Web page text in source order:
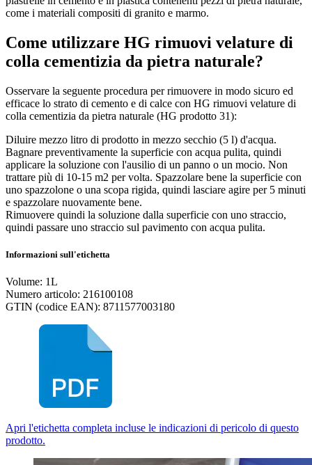
come i materiali compositi di granito e marmo.
Come utilizzare HG rimuovi velature di
colla cementizia da pietra naturale?
Osservare la seguente procedura per rimuovere in modo sicuro ed
efficace lo strato di cemento e di calce con HG rimuovi velature di
colla cementizia da pietra naturale (HG prodotto 31):
Diluire mezzo litro di prodotto in mezzo secchio (5 l) d'acqua.
Bagnare preventivamente la superficie con acqua pulita, quindi
applicare la soluzione con l'ausilio di un panno o un mocio. Non
trattare più di 10-15 m2 per volta. Spazzolare bene la superficie con
uno spazzolone o una scopa rigida, quindi lasciare agire per 5 minuti
e spazzolare nuovamente bene.
Rimuovere quindi la soluzione dalla superficie con uno straccio,
quindi passare uno straccio sul pavimento con acqua pulita.
Informazioni sull'etichetta
Volume: 1L
Numero articolo: 216100108
GTIN (codice EAN): 8711577003180
Apri l'etichetta completa incluse le indicazioni di pericolo di questo
prodotto.